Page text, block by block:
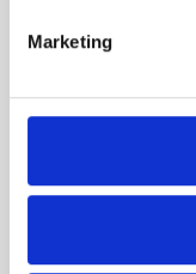
Marketing